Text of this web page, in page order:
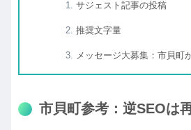
サジェスト記事の投稿
推奨文字量
メッセージ大募集：市貝町
市貝町参考：逆SEOは